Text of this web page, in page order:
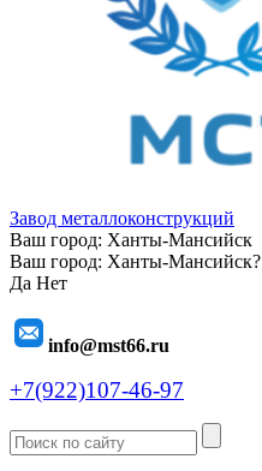
Завод металлоконструкций
Ваш город: Ханты-Мансийск
Ваш город: Ханты-Мансийск?
Да Нет
info@mst66.ru
+7(922)107-46-97